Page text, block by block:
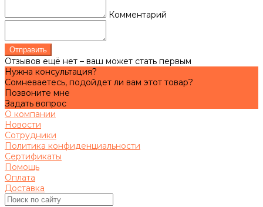
Комментарий
Отправить
Отзывов ещё нет – ваш может стать первым
Нужна консультация?
Сомневаетесь, подойдет ли вам этот товар?
Позвоните мне
Задать вопрос
О компании
Новости
Сотрудники
Политика конфиденциальности
Сертификаты
Помощь
Оплата
Доставка